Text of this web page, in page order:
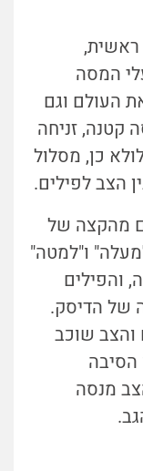
ראשית,
המסה
העולם וגם
קטנה, זניחה
כן, מסלול
הצב לפילים.
מהקצה של
ו"למטה"
והפילים
של הדיסק.
שוכב
הסיבה
מנסה